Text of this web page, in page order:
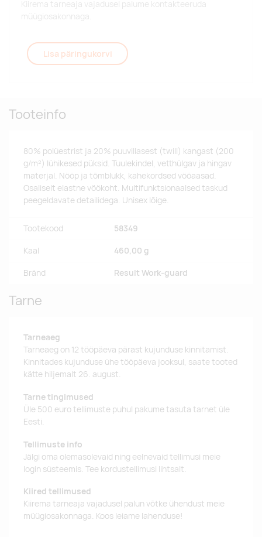
Kiirema tarneaja vajadusel palume kontakteeruda
müügiosakonnaga.
Lisa päringukorvi
Tooteinfo
80% polüestrist ja 20% puuvillasest (twill) kangast (200
g/m²) lühikesed püksid. Tuulekindel, vetthülgav ja hingav
materjal. Nööp ja tõmblukk, kahekordsed vööaasad.
Osaliselt elastne vöökoht. Multifunktsionaalsed taskud
peegeldavate detailidega. Unisex lõige.
Tootekood 58349
Kaal 460,00 g
Bränd Result Work-guard
Tarne
Tarneaeg
Tarneaeg on 12 tööpäeva pärast kujunduse kinnitamist.
Kinnitades kujunduse ühe tööpäeva jooksul, saate tooted
kätte hiljemalt 26. august.
Tarne tingimused
Üle 500 euro tellimuste puhul pakume tasuta tarnet üle
Eesti.
Tellimuste info
Jälgi oma olemasolevaid ning eelnevaid tellimusi meie
login süsteemis. Tee kordustellimusi lihtsalt.
Kiired tellimused
Kiirema tarneaja vajadusel palun võtke ühendust meie
müügiosakonnaga. Koos leiame lahenduse!